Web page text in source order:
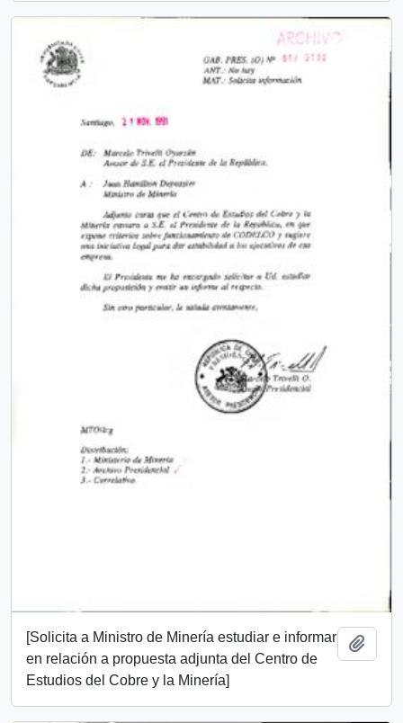
[Solicita a Ministro de Minería estudiar e informar
en relación a propuesta adjunta del Centro de
Estudios del Cobre y la Minería]